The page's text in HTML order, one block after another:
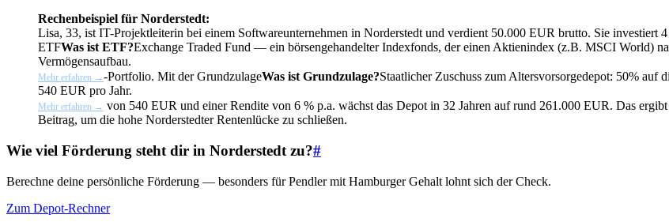
Rechenbeispiel für Norderstedt:
Lisa, 33, ist IT-Projektleiterin bei einem Softwareunternehmen in Norderstedt und verdient 50.000 EUR brutto. Sie investiert
ETFWas ist ETF?Exchange Traded Fund — ein börsengehandelter Indexfonds, der einen Aktienindex (z.B. MSCI World)
Vermögensaufbau.
Mehr erfahren →-Portfolio. Mit derGrundzulageWas ist Grundzulage?Staatlicher Zuschuss zum Altersvorsorgedepot: 50%
540 EUR pro Jahr.
Mehr erfahren → von 540 EUR und einer Rendite von 6 % p.a. wächst das Depot in 32 Jahren auf rund 261.000 EUR. Das
Beitrag, um die hohe Norderstedter Rentenlücke zu schließen.
Wie viel Förderung steht dir in Norderstedt zu?#
Berechne deine persönliche Förderung — besonders für Pendler mit Hamburger Gehalt lohnt sich der Check.
Zum Depot-Rechner